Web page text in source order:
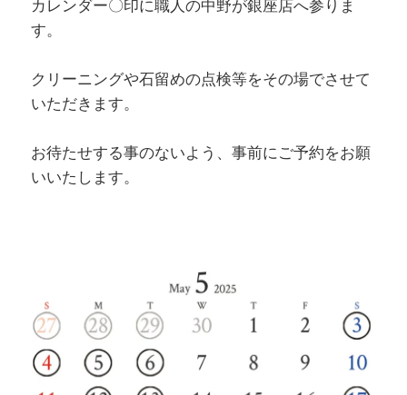
カレンダー〇印に職人の中野が銀座店へ参りま
す。
クリーニングや石留めの点検等をその場でさせて
いただきます。
お待たせする事のないよう、事前にご予約をお願
いいたします。